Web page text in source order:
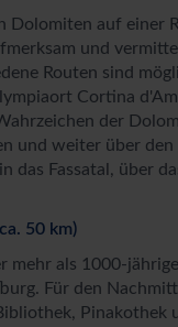
Dolomiten auf einer
und
Routen sind
Cortina
der
und weiter über
das Fassatal, über
50 km)
mehr als 1000-
Für den
Pinakothek